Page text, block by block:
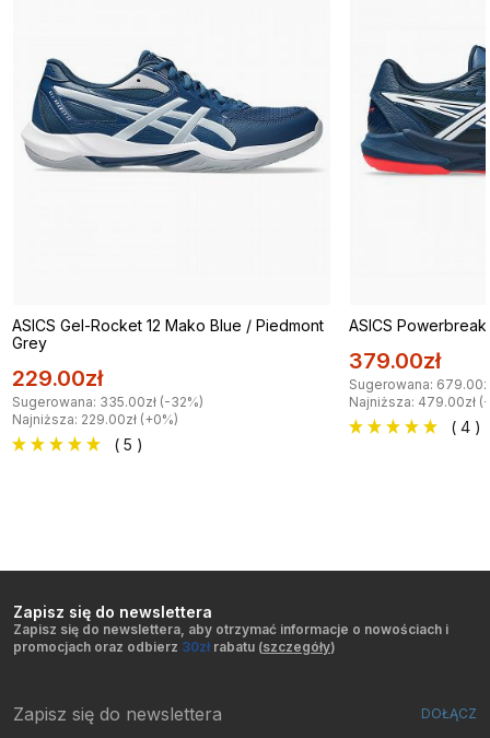
ASICS Gel-Rocket 12 Mako Blue / Piedmont
Grey
229.00zł
Sugerowana: 335.00zł (-32%)
Najniższa: 229.00zł (+0%)
( 5 )
ASICS
379.00zł
Sugerowana:
Najniższa: 479.00zł
( 4 )
Zapisz się do newslettera
Zapisz się do newslettera, aby otrzymać informacje o nowościach i
promocjach oraz odbierz 30zł rabatu (szczegóły)